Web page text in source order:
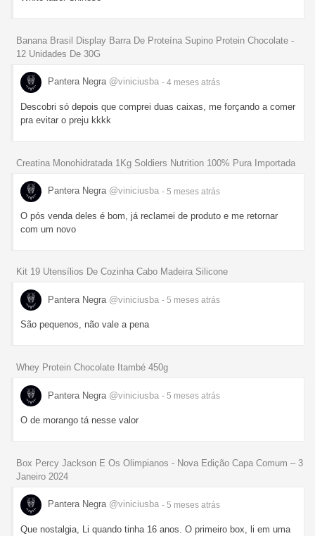
Banana Brasil Display Barra De Proteína Supino Protein Chocolate -
12 Unidades De 30G
Pantera Negra @viniciusba - 4 meses atrás
Descobri só depois que comprei duas caixas, me forçando a comer
pra evitar o preju kkkk
Creatina Monohidratada 1Kg Soldiers Nutrition 100% Pura Importada
Pantera Negra @viniciusba - 5 meses atrás
O pós venda deles é bom, já reclamei de produto e me retornar
com um novo
Kit 19 Utensílios De Cozinha Cabo Madeira Silicone
Pantera Negra @viniciusba - 5 meses atrás
São pequenos, não vale a pena
Whey Protein Chocolate Itambé 450g
Pantera Negra @viniciusba - 5 meses atrás
O de morango tá nesse valor
Box Percy Jackson E Os Olimpianos - Nova Edição Capa Comum – 3
Janeiro 2024
Pantera Negra @viniciusba - 5 meses atrás
Que nostalgia, Li quando tinha 16 anos. O primeiro box, li em uma